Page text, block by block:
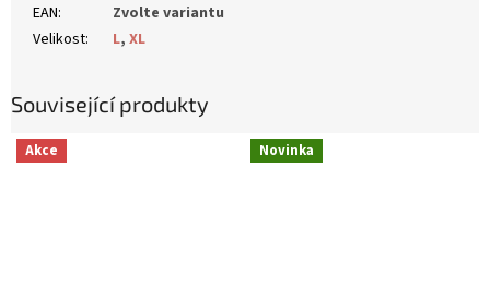
EAN:
Zvolte variantu
Velikost: L, XL
Související produkty
Akce Novinka